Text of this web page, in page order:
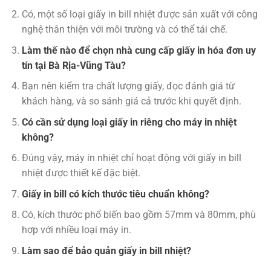
Có, một số loại giấy in bill nhiệt được sản xuất với công
nghệ thân thiện với môi trường và có thể tái chế.
Làm thế nào để chọn nhà cung cấp giấy in hóa đơn uy
tín tại Bà Rịa-Vũng Tàu?
Bạn nên kiểm tra chất lượng giấy, đọc đánh giá từ
khách hàng, và so sánh giá cả trước khi quyết định.
Có cần sử dụng loại giấy in riêng cho máy in nhiệt
không?
Đúng vậy, máy in nhiệt chỉ hoạt động với giấy in bill
nhiệt được thiết kế đặc biệt.
Giấy in bill có kích thước tiêu chuẩn không?
Có, kích thước phổ biến bao gồm 57mm và 80mm, phù
hợp với nhiều loại máy in.
Làm sao để bảo quản giấy in bill nhiệt?